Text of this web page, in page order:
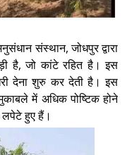
संस्थान, जोधपुर द्वारा
है, जो कांटे रहित है। इस
देना शुरु कर देती है। इस
में अधिक पोष्टिक होने
लपेटे हुए हैं।